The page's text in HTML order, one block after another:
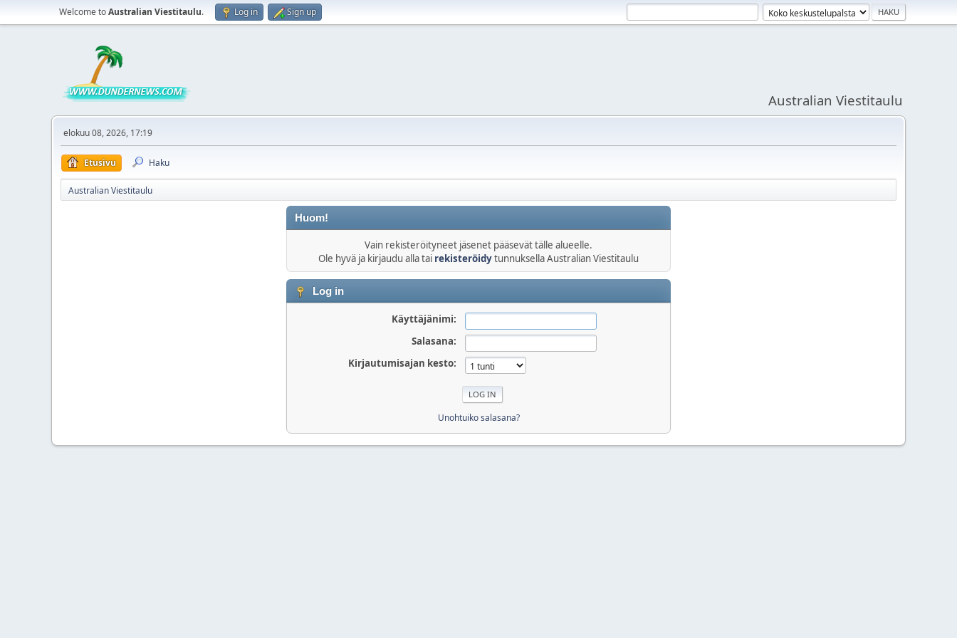
Welcome toAustralian Viestitaulu. Log in Sign up
Australian Viestitaulu
elokuu 08, 2026, 17:19
Etusivu Haku
Australian Viestitaulu
Huom!
Vain rekisteröityneet jäsenet pääsevät tälle alueelle.
Ole hyvä ja kirjaudu alla tai rekisteröidytunnuksella Australian Viestitaulu
Log in
Käyttäjänimi:
Salasana:
Kirjautumisajan kesto:
Unohtuiko salasana?